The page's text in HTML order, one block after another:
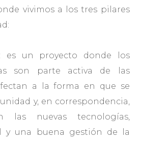
vivimos a los tres pilares
es un proyecto donde los
son parte activa de las
a la forma en que se
y, en correspondencia,
las nuevas tecnologías,
y una buena gestión de la